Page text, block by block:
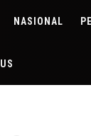
NASIONAL